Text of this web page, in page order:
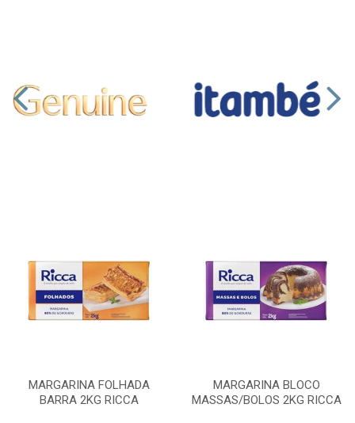
MARGARINA FOLHADA
BARRA 2KG RICCA
MARGARINA BLOCO
MASSAS/BOLOS 2KG RICCA